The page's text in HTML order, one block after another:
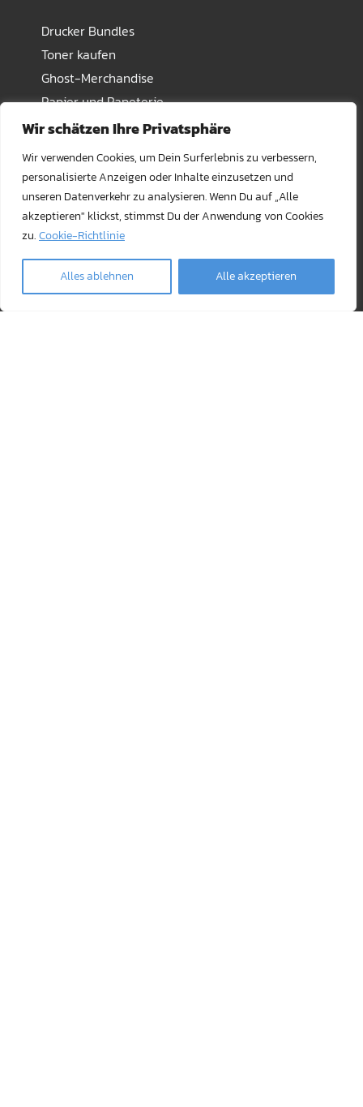
Wir schätzen Ihre Privatsphäre
Wir verwenden Cookies, um Dein Surferlebnis zu verbessern,
personalisierte Anzeigen oder Inhalte einzusetzen und
unseren Datenverkehr zu analysieren. Wenn Du auf „Alle
akzeptieren" klickst, stimmst Du der Anwendung von Cookies
zu.Cookie-Richtlinie
Alles ablehnen Alle akzeptieren
Drucker Bundles
Toner kaufen
Ghost-Merchandise
Papier und Papeterie
Transfermaterial und Pressen
Safe payment methods